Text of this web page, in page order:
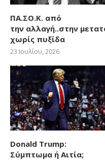
ΠΑ.ΣΟ.Κ. από
την αλλαγή..στην
χωρίς πυξίδα
23 Ιουλίου, 2026
Donald Trump:
Σύμπτωμα ή Αιτία;